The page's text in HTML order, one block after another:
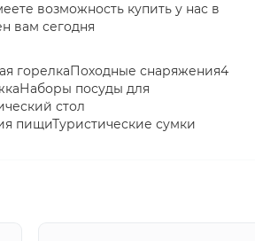
возможность купить у нас в
вам сегодня
горелкаПоходные снаряжения4
посуды для
стол
пищиТуристические сумки